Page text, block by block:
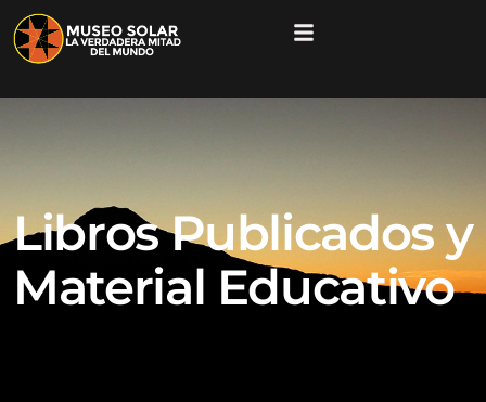
Libros Publicados y
Material Educativo